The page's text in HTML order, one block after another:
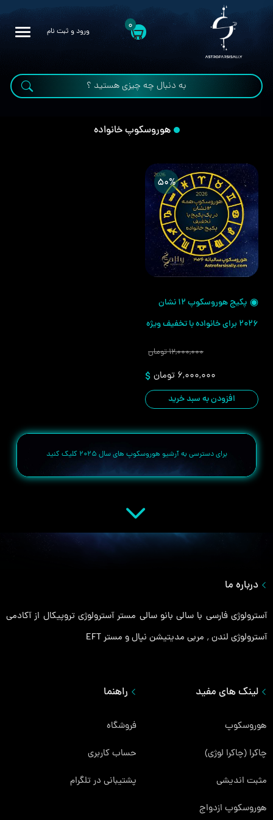
0 ورود و ثبت نام
هوروسکوپ خانواده
50%
پکیج هوروسکوپ ۱۲ نشان
۲۰۲۶ برای خانواده با تخفیف ویژه
۱۲,۰۰۰,۰۰۰تومان
قیمت
اصلی:
بود.
۶,۰۰۰,۰۰۰ تومانقیمت
فعلی:
افزودن به سبد خرید
برای دسترسی به آرشیو هوروسکوپ های سال 2025 کلیک کنید
لینک های مفید
هوروسکوپ
چاکرا (چاکرا لوژی)
مثبت اندیشی
هوروسکوپ ازدواج
راهنما
فروشگاه
حساب کاربری
پشتیبانی در تلگرام
درباره ما
آسترولوژی فارسی با سالی بانو سالی مستر آسترولوژی تروپیکال از آکادمی
آسترولوژی لندن ٬ مربی مدیتیشن نپال و مستر EFT